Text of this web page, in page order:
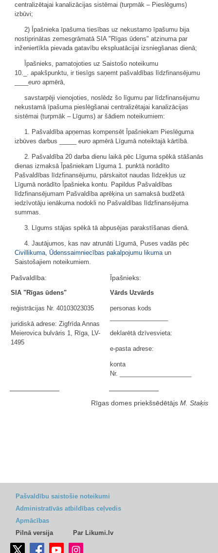
centralizētajai kanalizācijas sistēmai (turpmāk – Pieslēgums)
izbūvi;
2) Īpašnieka īpašuma tiesības uz nekustamo īpašumu bija
nostiprinātas zemesgrāmatā SIA "Rīgas ūdens" atzinuma par
inženiertīkla pievada gatavību ekspluatācijai izsniegšanas dienā;
Īpašnieks, pamatojoties uz Saistošo noteikumu
10._. apakšpunktu, ir tiesīgs saņemt pašvaldības līdzfinansējumu
euro apmērā,
savstarpēji vienojoties, noslēdz šo līgumu par līdzfinansējumu
nekustamā īpašuma pieslēgšanai centralizētajai kanalizācijas
sistēmai (turpmāk – Līgums) ar šādiem noteikumiem:
1. Pašvaldība apņemas kompensēt Īpašniekam Pieslēguma
izbūves darbus _____ euro apmērā Līgumā noteiktajā kārtībā.
2. Pašvaldība 20 darba dienu laikā pēc Līguma spēkā stāšanās
dienas izmaksā Īpašniekam Līguma 1. punktā norādīto
Pašvaldības līdzfinansējumu, pārskaitot naudas līdzekļus uz
Līgumā norādīto Īpašnieka kontu. Papildus Pašvaldības
līdzfinansējumam Pašvaldība aprēķina un samaksā budžetā
iedzīvotāju ienākuma nodokli no Pašvaldības līdzfinansējuma
summas.
3. Līgums stājas spēkā tā abpusējas parakstīšanas dienā.
4. Jautājumos, kas nav atrunāti Līgumā, Puses vadās pēc
Civillikuma Ūdenssaimniecības pakalpojumu likuma un
Saistošajiem noteikumiem.
Pašvaldība:
SIA "Rīgas ūdens"
reģistrācijas Nr. 40103023035
juridiskā adrese: Zigfrīda Annas
Meierovica bulvāris 1, Rīga, LV-
1495
Īpašnieks:
Vārds Uzvārds
personas kods
deklarētā dzīvesvieta:
e-pasta adrese:
konta
Nr. _____________________
Rīgas domes priekšsēdētājs M. Staķis
Pašvaldību saistošie noteikumi
Administratīvās atbildības ceļvedis
Apmācības
Pilnā versija
Par Likumi.lv